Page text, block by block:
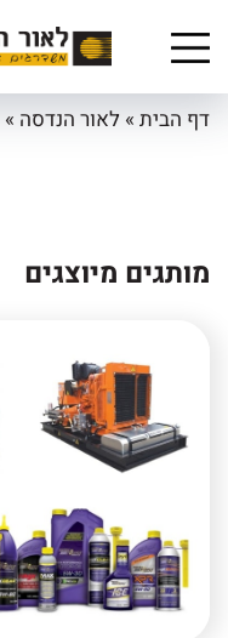
דף הבית » לאור הנדסה »
מותגים מיוצגים